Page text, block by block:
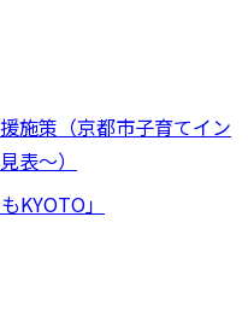
施策（京都市子育てイン
表～）
KYOTO」